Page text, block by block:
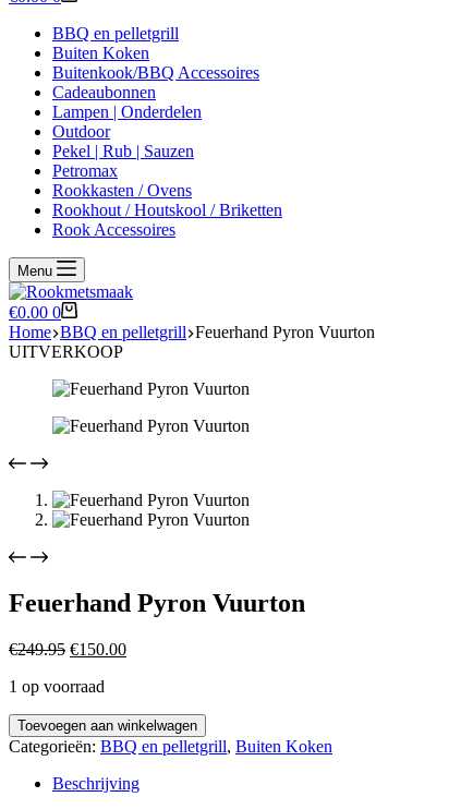
BBQ en pelletgrill
Buiten Koken
Buitenkook/BBQ Accessoires
Cadeaubonnen
Lampen | Onderdelen
Outdoor
Pekel | Rub | Sauzen
Petromax
Rookkasten / Ovens
Rookhout / Houtskool / Briketten
Rook Accessoires
Menu
Winkelwagen
€0.00 0
Home BBQ en pelletgrill Feuerhand Pyron Vuurton
UITVERKOOP
Feuerhand Pyron Vuurton
€249.95 Oorspronkelijke
was:
€150.00Huidige
1 op voorraad
Feuerhand
Pyron
Vuurton
aantal
Toevoegen aan winkelwagen
Categorieën: BBQ en pelletgrill, Buiten Koken
Beschrijving